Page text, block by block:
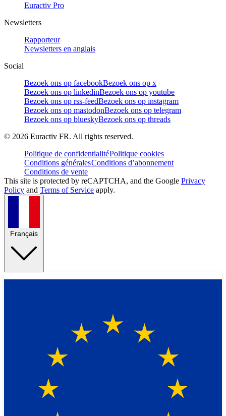
Euractiv Pro
Newsletters
Rapporteur
Newsletters en anglais
Social
Bezoek ons op facebookBezoek ons op x
Bezoek ons op linkedinBezoek ons op youtube
Bezoek ons op rss-feedBezoek ons op instagram
Bezoek ons op mastodonBezoek ons op telegram
Bezoek ons op blueskyBezoek ons op threads
© 2026 Euractiv FR. All rights reserved.
Politique de confidentialitéPolitique cookies
Conditions généralesConditions d’abonnement
Conditions de vente
This site is protected by reCAPTCHA, and the Google Privacy
Policy and Terms of Service apply.
Français